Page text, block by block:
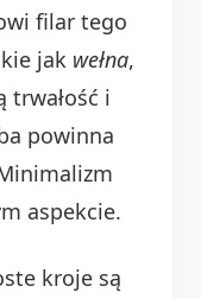
filar tego
jak wełna,
trwałość i
powinna
aspekcie.
kroje są